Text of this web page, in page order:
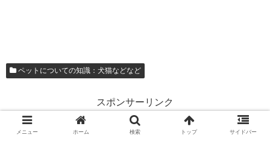
ペットについての知識：犬猫などなど
スポンサーリンク
メニュー ホーム 検索 トップ サイドバー